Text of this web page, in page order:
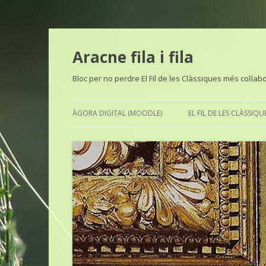
Aracne fila i fila
Bloc per no perdre El Fil de les Clàssiques més
ÀGORA DIGITAL (MOODLE) EL FIL DE LES